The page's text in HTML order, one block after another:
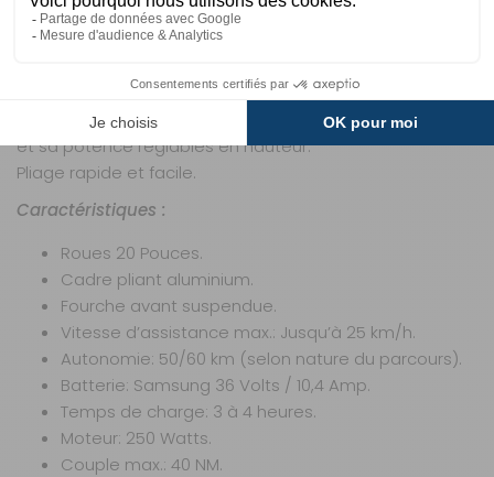
Cadre col de cygne extra bas pour une prise en main
facile.
Convient pour tous types de gabarits grâce à sa selle
et sa potence réglables en hauteur.
Pliage rapide et facile.
Caractéristiques :
Roues 20 Pouces.
Cadre pliant aluminium.
Fourche avant suspendue.
Vitesse d’assistance max.: Jusqu’à 25 km/h.
Autonomie: 50/60 km (selon nature du parcours).
Batterie: Samsung 36 Volts / 10,4 Amp.
Temps de charge: 3 à 4 heures.
Moteur: 250 Watts.
Couple max.: 40 NM.